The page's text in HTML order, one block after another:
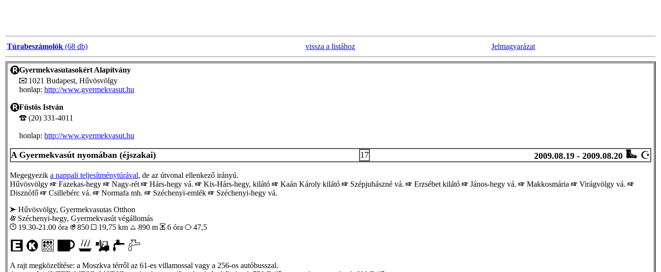
Túrabeszámolók (68 db) vissza a listához Jelmagyarázat
Gyermekvasutasokért Alapítvány
1021 Budapest, Hűvösvölgy
honlap: http://www.gyermekvasut.hu
Füstös István
(20) 331-4011
honlap: http://www.gyermekvasut.hu
A Gyermekvasút nyomában (éjszakai) 17 2009.08.19 - 2009.08.20
Megegyezik a nappali teljesítménytúrával, de az útvonal ellenkező irányú.
Hűvösvölgy
Fazekas-hegy Nagy-rét Hárs-hegy vá. Kis-Hárs-hegy, kilátó Kaán Károly kilátó Szépjuhászné vá. Erzsébet kilátó János-hegy vá. Makkosmária
Virágvölgy vá.
Disznófő
Csillebérc vá. Normafa mh. Széchenyi-emlék
Széchenyi-hegy vá.
Hűvösvölgy, Gyermekvasutas Otthon
Széchenyi-hegy, Gyermekvasút végállomás
19.30-21.00 óra
850 19,75 km 890 m 6 óra 47,5
A rajt megközelítése: a Moszkva térről az 61-es villamossal vagy a 256-os autóbusszal.